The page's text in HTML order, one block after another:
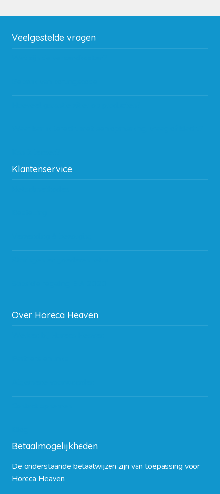
Veelgestelde vragen
Klantenservice
Over Horeca Heaven
Betaalmogelijkheden
De onderstaande betaalwijzen zijn van toepassing voor
Horeca Heaven